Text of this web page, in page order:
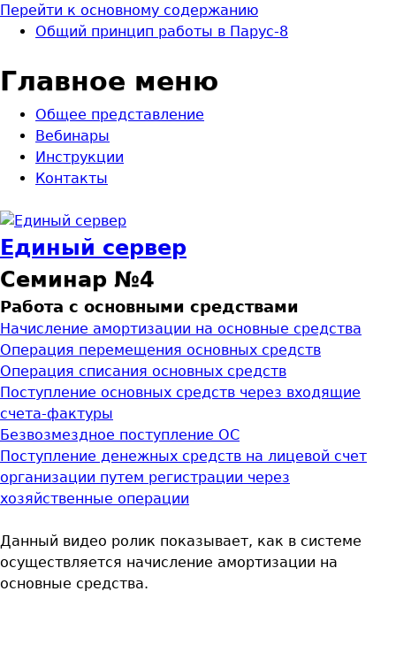
Перейти к основному содержанию
Общий принцип рабoты в Паруc-8
Главное меню
Общее представление
Вебинары
Инструкции
Контакты
Единый сервер
Семинар №4
Работа с основными средствами
Начисление амортизации на основные средства
Операция перемещения основных средств
Операция списания основных средств
Поступление основных средств через входящие
счета-фактуры
Безвозмездное поступление ОС
Поступление денежных средств на лицевой счет
организации путем регистрации через
хозяйственные операции
Данный видео ролик показывает, как в системе
осуществляется начисление амортизации на
основные средства.